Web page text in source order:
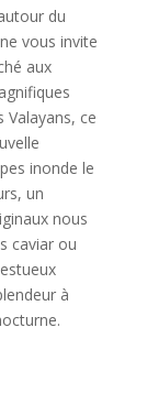
du
vous invite
aux
ce
inonde le
un
nous
caviar ou
à